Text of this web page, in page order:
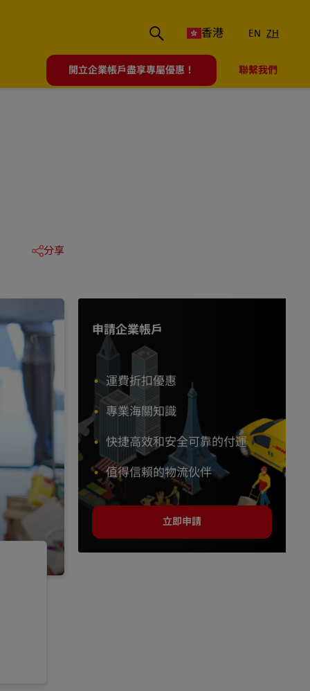
香港 EN ZH
開立企業帳戶盡享專屬優惠！ 聯繫我們
分享
申請企業帳戶
運費折扣優惠
專業海關知識
快捷高效和安全可靠的付運
值得信賴的物流伙伴
立即申請